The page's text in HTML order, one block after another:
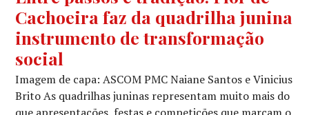
Cachoeira faz da quadrilha junina
instrumento de transformação
social
Imagem de capa: ASCOM PMC Naiane Santos e Vinicius
Brito As quadrilhas juninas representam muito mais do